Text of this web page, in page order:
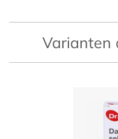
Varianten